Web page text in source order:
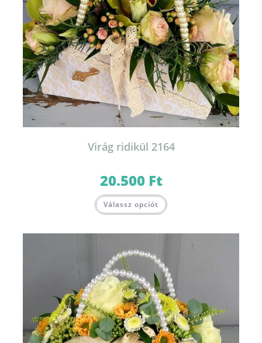
Virág ridikül 2164
20.500 Ft
Válassz opciót